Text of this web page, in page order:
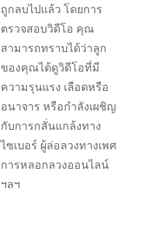
ถูกลบไปแล้ว โดยการ
ตรวจสอบวิดีโอ คุณ
สามารถทราบได้ว่าลูก
ของคุณได้ดูวิดีโอที่มี
ความรุนแรง เลือดหรือ
อนาจาร หรือกำลังเผชิญ
กับการกลั่นแกล้งทาง
ไซเบอร์ ผู้ล่อลวงทางเพศ
การหลอกลวงออนไลน์
ฯลฯ